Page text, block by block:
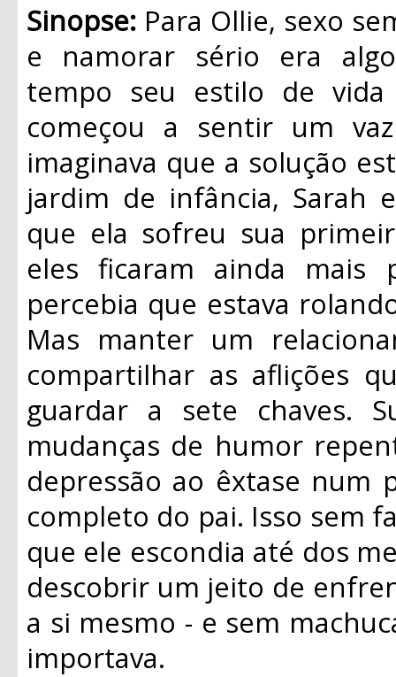
Sinopse: Para Ollie, sexo
e namorar sério era
tempo seu estilo de vida
começou a sentir um
imaginava que a solução
jardim de infância, Sarah
que ela sofreu sua
eles ficaram ainda
percebia que estava
Mas manter um
compartilhar as aflições
guardar a sete chaves.
mudanças de humor
depressão ao êxtase num
completo do pai. Isso sem
que ele escondia até dos
descobrir um jeito de
a si mesmo - e sem
importava.